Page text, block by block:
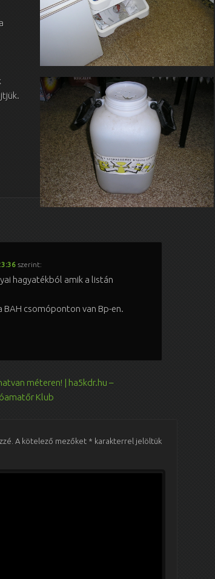
szerint:
hagyatékból amik a listán
BAH csomóponton van Bp-en.
méteren! | ha5kdr.hu –
Klub
A kötelező mezőket * karakterrel jelöltük